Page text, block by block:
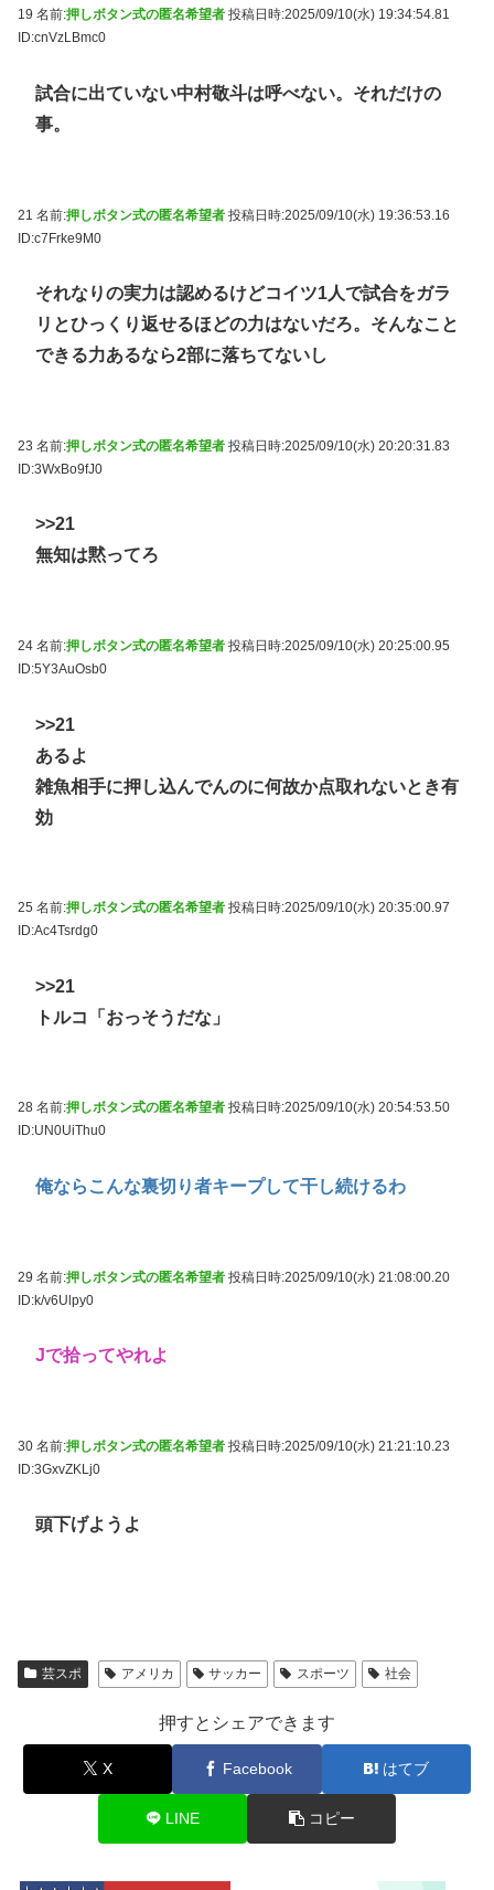
19 名前:押しボタン式の匿名希望者 投稿日時:2025/09/10(水) 19:34:54.81
ID:cnVzLBmc0
試合に出ていない中村敬斗は呼べない。それだけの
事。
21 名前:押しボタン式の匿名希望者 投稿日時:2025/09/10(水) 19:36:53.16
ID:c7Frke9M0
それなりの実力は認めるけどコイツ1人で試合をガラ
リとひっくり返せるほどの力はないだろ。そんなこと
できる力あるなら2部に落ちてないし
23 名前:押しボタン式の匿名希望者 投稿日時:2025/09/10(水) 20:20:31.83
ID:3WxBo9fJ0
>>21
無知は黙ってろ
24 名前:押しボタン式の匿名希望者 投稿日時:2025/09/10(水) 20:25:00.95
ID:5Y3AuOsb0
>>21
あるよ
雑魚相手に押し込んでんのに何故か点取れないとき有
効
25 名前:押しボタン式の匿名希望者 投稿日時:2025/09/10(水) 20:35:00.97
ID:Ac4Tsrdg0
>>21
トルコ「おっそうだな」
28 名前:押しボタン式の匿名希望者 投稿日時:2025/09/10(水) 20:54:53.50
ID:UN0UiThu0
俺ならこんな裏切り者キープして干し続けるわ
29 名前:押しボタン式の匿名希望者 投稿日時:2025/09/10(水) 21:08:00.20
ID:k/v6Ulpy0
Jで拾ってやれよ
30 名前:押しボタン式の匿名希望者 投稿日時:2025/09/10(水) 21:21:10.23
ID:3GxvZKLj0
頭下げようよ
芸スポ アメリカ サッカー スポーツ 社会
押すとシェアできます
X Facebook はてブ
LINE コピー